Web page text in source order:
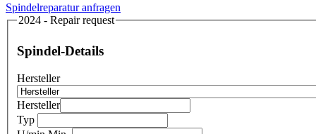
Spindelreparatur anfragen
2024 - Repair request
Spindel-Details
Hersteller
Hersteller
Typ